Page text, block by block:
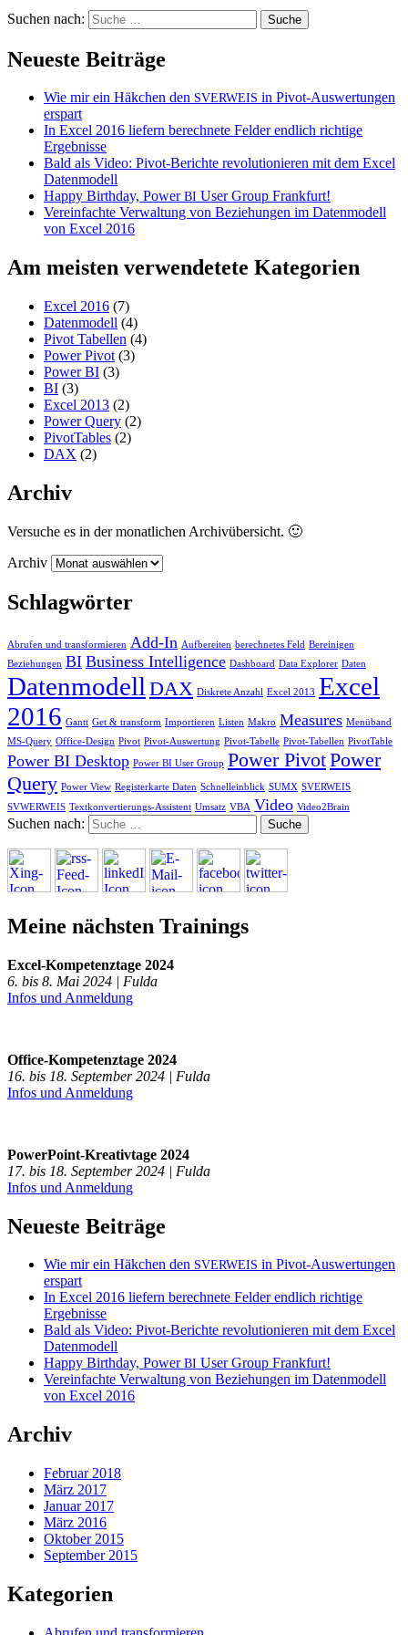
Suchen nach:
Neueste Beiträge
Wie mir ein Häkchen den SVERWEIS in Pivot-Auswertungen
erspart
In Excel 2016 liefern berechnete Felder endlich richtige
Ergebnisse
Bald als Video: Pivot-Berichte revolutionieren mit dem Excel
Datenmodell
Happy Birthday, PowerBI User Group Frankfurt!
Vereinfachte Verwaltung von Beziehungen im Datenmodell
von Excel 2016
Am meisten verwendetete Kategorien
Excel 2016 (7)
Datenmodell (4)
Pivot Tabellen (4)
Power Pivot (3)
Power BI (3)
BI (3)
Excel 2013 (2)
Power Query (2)
PivotTables (2)
DAX (2)
Archiv
Versuche es in der monatlichen Archivübersicht. 🙂
Archiv
Schlagwörter
Abrufen und transformieren Add-In Aufbereiten berechnetes Feld Bereinigen
Beziehungen BI Business Intelligence Dashboard Data Explorer Daten
Datenmodell DAX Diskrete Anzahl Excel 2013 Excel
2016 Gantt Get & transform Importieren Listen Makro Measures Menüband
MS-Query Office-Design Pivot Pivot-Auswertung Pivot-Tabelle Pivot-Tabellen PivotTable
Power BI Desktop Power BI User Group Power PivotPower
Query Power View Registerkarte Daten Schnelleinblick SUMX SVERWEIS
SVWERWEIS Textkonvertierungs-Assistent Umsatz VBA Video Video2Brain
Suchen nach:
Meine nächsten Trainings
Excel-Kompetenztage 2024
6. bis 8. Mai 2024 | Fulda
Infos und Anmeldung
Office-Kompetenztage 2024
16. bis 18. September 2024 | Fulda
Infos und Anmeldung
PowerPoint-Kreativtage 2024
17. bis 18. September 2024 | Fulda
Infos und Anmeldung
Neueste Beiträge
Wie mir ein Häkchen den SVERWEIS in Pivot-Auswertungen
erspart
In Excel 2016 liefern berechnete Felder endlich richtige
Ergebnisse
Bald als Video: Pivot-Berichte revolutionieren mit dem Excel
Datenmodell
Happy Birthday, PowerBI User Group Frankfurt!
Vereinfachte Verwaltung von Beziehungen im Datenmodell
von Excel 2016
Archiv
Februar 2018
März 2017
Januar 2017
März 2016
Oktober 2015
September 2015
Kategorien